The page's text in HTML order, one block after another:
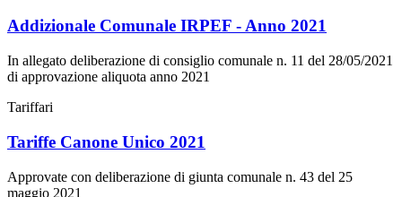
Addizionale Comunale IRPEF - Anno 2021
In allegato deliberazione di consiglio comunale n. 11 del 28/05/2021
di approvazione aliquota anno 2021
Tariffari
Tariffe Canone Unico 2021
Approvate con deliberazione di giunta comunale n. 43 del 25
maggio 2021